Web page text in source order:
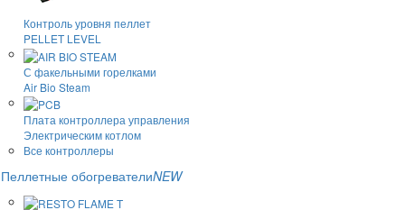
Контроль уровня пеллет
PELLET LEVEL
С факельными горелками
Air Bio Steam
Плата контроллера управления
Электрическим котлом
Все контроллеры
Пеллетные обогревателиNEW